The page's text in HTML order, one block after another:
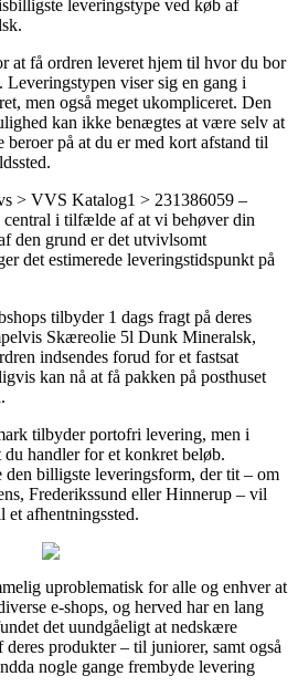
leveringstype ved køb af
at få ordren leveret hjem til hvor du bor
Leveringstypen viser sig en gang i
men også meget ukompliceret. Den
kan ikke benægtes at være selv at
beroer på at du er med kort afstand til
> VVS Katalog1 > 231386059 –
central i tilfælde af at vi behøver din
den grund er det utvivlsomt
det estimerede leveringstidspunkt på
tilbyder 1 dags fragt på deres
Skæreolie 5l Dunk Mineralsk,
indsendes forud for et fastsat
kan nå at få pakken på posthuset
tilbyder portofri levering, men i
handler for et konkret beløb.
billigste leveringsform, der tit – om
Frederikssund eller Hinnerup – vil
afhentningssted.
uproblematisk for alle og enhver at
e-shops, og herved har en lang
det uundgåeligt at nedskære
produkter – til juniorer, samt også
nogle gange frembyde levering